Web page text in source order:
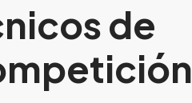
de